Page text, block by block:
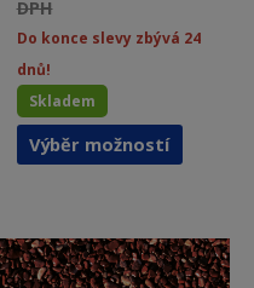
DPH
Do konce slevy zbývá 24
dnů!
Skladem
Výběr možností
Tento
produkt
variant.